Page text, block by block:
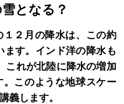
となる？
２月の降水は、この約
す。インド洋の降水も
これが北陸に降水の増加
このような地球スケー
義します。